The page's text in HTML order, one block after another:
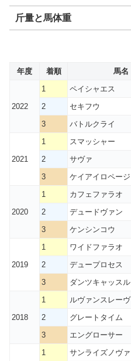
斤量と馬体重
年度 着順 馬名
2022
1 ペイシャエス
2
セキフウ
3
バトルクライ
2021
1 スマッシャー
2
サヴァ
3
ケイアイロページ
2020
1 カフェファラオ
2
デュードヴァン
3
ケンシンコウ
2019
1 ワイドファラオ
2
デュープロセス
3
ダンツキャッスル
2018
1 ルヴァンスレーヴ
2
グレートタイム
3
エングローサー
1 サンライズノヴァ